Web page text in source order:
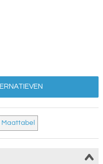
Maattabel